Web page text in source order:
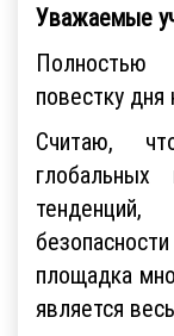
Уважаемые
Полностью
повестку
Считаю,
глобальных
площадка
является